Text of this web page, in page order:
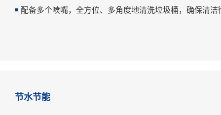
配备多个喷嘴，全方位、多角度地清洗垃圾桶，确保清洁
节水节能